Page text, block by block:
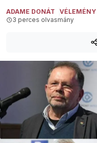
ADAME DONÁT VÉLEMÉNY
3 perces olvasmány